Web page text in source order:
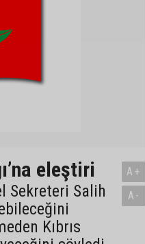
eleştiri
Sekreteri Salih
Kıbrıs
A+
A-